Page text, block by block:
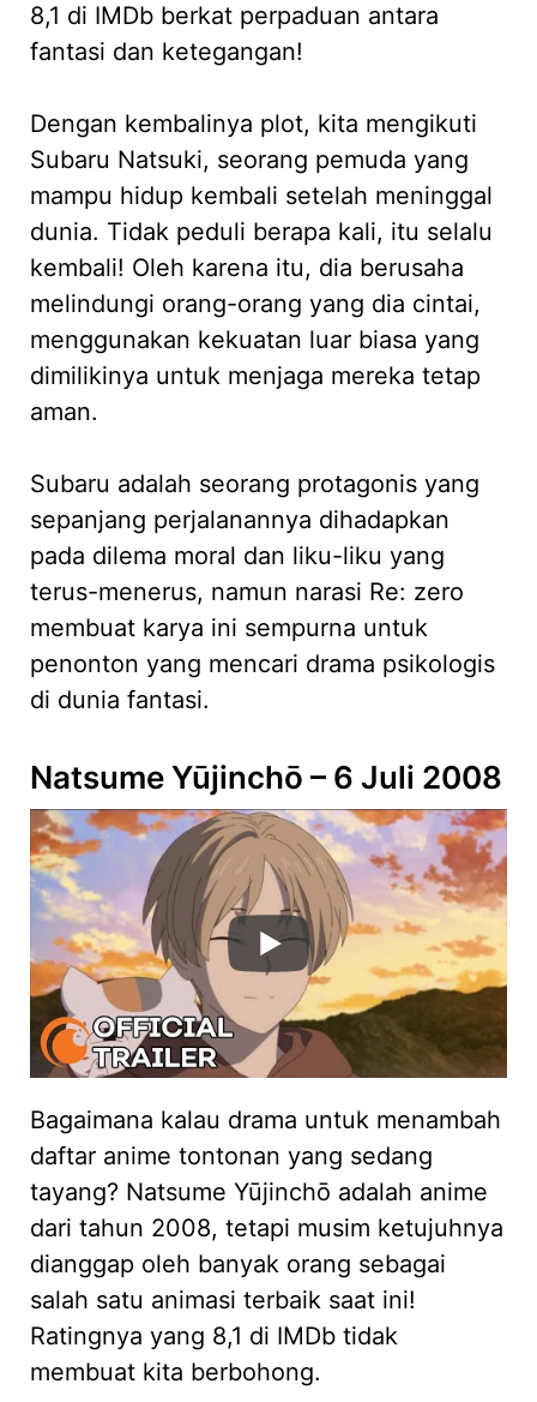
8,1 di IMDb berkat perpaduan antara
fantasi dan ketegangan!
Dengan kembalinya plot, kita mengikuti
Subaru Natsuki, seorang pemuda yang
mampu hidup kembali setelah meninggal
dunia. Tidak peduli berapa kali, itu selalu
kembali! Oleh karena itu, dia berusaha
melindungi orang-orang yang dia cintai,
menggunakan kekuatan luar biasa yang
dimilikinya untuk menjaga mereka tetap
aman.
Subaru adalah seorang protagonis yang
sepanjang perjalanannya dihadapkan
pada dilema moral dan liku-liku yang
terus-menerus, namun narasi Re: zero
membuat karya ini sempurna untuk
penonton yang mencari drama psikologis
di dunia fantasi.
Natsume Yūjinchō – 6 Juli 2008
Bagaimana kalau drama untuk menambah
daftar anime tontonan yang sedang
tayang? Natsume Yūjinchō adalah anime
dari tahun 2008, tetapi musim ketujuhnya
dianggap oleh banyak orang sebagai
salah satu animasi terbaik saat ini!
Ratingnya yang 8,1 di IMDb tidak
membuat kita berbohong.